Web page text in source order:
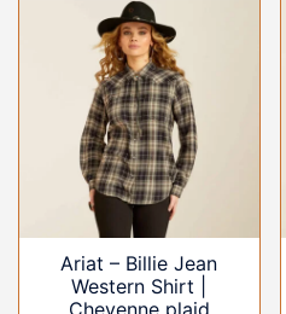
Ariat – Billie Jean
Western Shirt |